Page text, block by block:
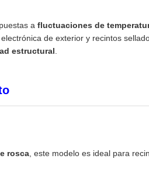
a fluctuaciones de
electrónica de exterior y recintos
estructural
rosca, este modelo es ideal para